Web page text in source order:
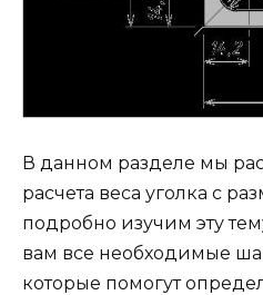
В данном разделе мы
расчета веса уголка с
подробно изучим эту
вам все необходимые
которые помогут